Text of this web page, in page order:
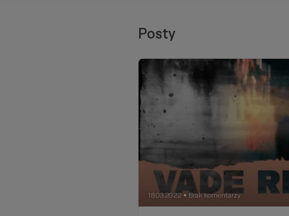
Posty
18.03.2022 ● Brak komentarzy